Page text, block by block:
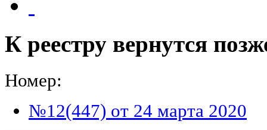
К реестру вернутся
Номер:
№12(447) от 24 марта 2020